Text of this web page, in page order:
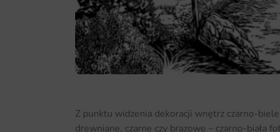
Z punktu widzenia dekoracji wnętrz czarno-
drewniane, czarne czy brązowe – czarno-biała